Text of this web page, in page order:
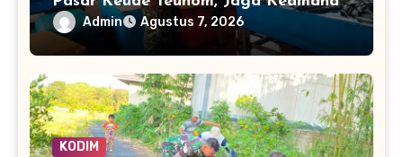
dan Kenyamanan Aktivitas Warga
Admin Agustus 7, 2026
KODIM